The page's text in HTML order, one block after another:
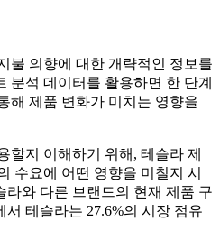
불 의향에 대한 개략적인 정보를
분석 데이터를 활용하면 한 단계
해 제품 변화가 미치는 영향을
할지 이해하기 위해, 테슬라 제
수요에 어떤 영향을 미칠지 시
라와 다른 브랜드의 현재 제품 구
테슬라는 27.6%의 시장 점유